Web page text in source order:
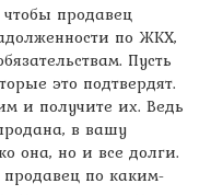
продавец
по ЖКХ,
Пусть
это подтвердят.
и получите их. Ведь
в вашу
она, но и все долги.
по каким-